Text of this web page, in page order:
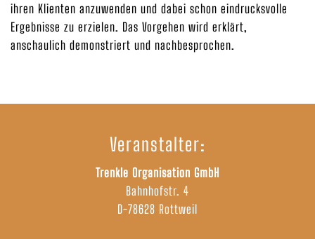
ihren Klienten anzuwenden und dabei schon eindrucksvolle
Ergebnisse zu erzielen. Das Vorgehen wird erklärt,
anschaulich demonstriert und nachbesprochen.
Veranstalter:
Trenkle Organisation GmbH
Bahnhofstr. 4
D-78628 Rottweil